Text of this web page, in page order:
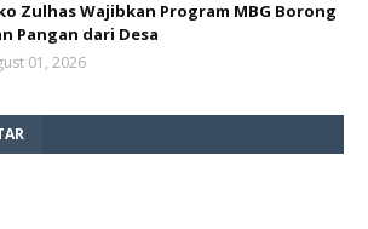
Zulhas Wajibkan Program MBG Borong
Pangan dari Desa
01, 2026